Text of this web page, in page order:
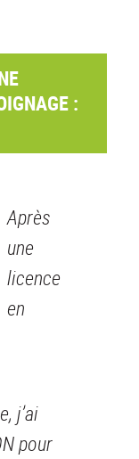
:
Après
une
licence
en
j’ai
pour